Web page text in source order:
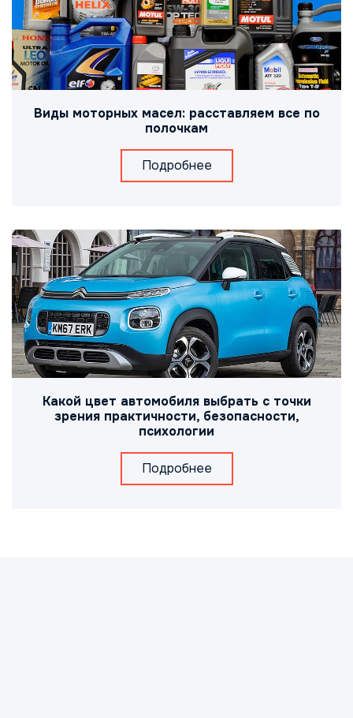
Виды моторных масел: расставляем все по
полочкам
Подробнее
Какой цвет автомобиля выбрать с точки
зрения практичности, безопасности,
психологии
Подробнее